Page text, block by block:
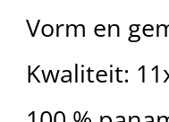
Vorm en
Kwaliteit: